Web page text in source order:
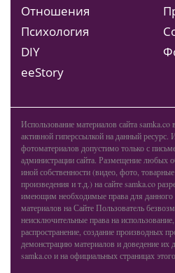
Отношения
Психология
DIY
ееStory
Использование материалов сайта
активной гиперссылкой на данный
фотоматериалов допустимо только с
администрации сайта. Размещение любых
иной собственности (видео, фото,
произведения и т.д.) на сайте samka.co
имеющим необходимые права для
материалов на Сайте Пользователь
неисключительные права на
распространение, создание производных
демонстрацию материалов и доведение их
samka.co и на официальных страницах